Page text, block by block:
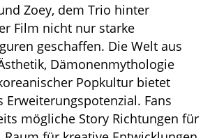
Zoey, dem Trio hinter
Film nicht nur starke
geschaffen. Die Welt aus
Dämonenmythologie
Popkultur bietet
Erweiterungspotenzial. Fans
mögliche Story Richtungen für